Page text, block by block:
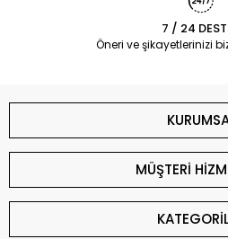
7 / 24
Öneri ve şikayetlerinizi
MÜŞTERİ